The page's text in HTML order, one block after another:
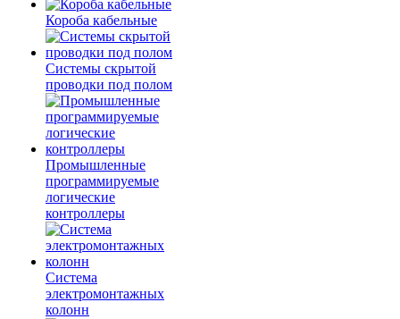
Короба кабельные
Системы скрытой
проводки под полом
Промышленные
программируемые
логические
контроллеры
Система
электромонтажных
колонн